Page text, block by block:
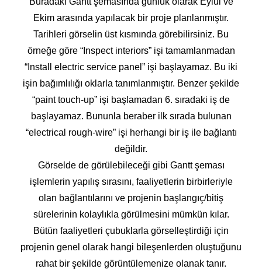
Ekim arasında yapılacak bir proje planlanmıştır.
Tarihleri görselin üst kısmında görebilirsiniz. Bu
örneğe göre “Inspect interiors” işi tamamlanmadan
“Install electric service panel” işi başlayamaz. Bu iki
işin bağımlılığı oklarla tanımlanmıştır. Benzer şekilde
“paint touch-up” işi başlamadan 6. sıradaki iş de
başlayamaz. Bununla beraber ilk sırada bulunan
“electrical rough-wire” işi herhangi bir iş ile bağlantı
değildir.
Görselde de görülebileceği gibi Gantt şeması
işlemlerin yapılış sırasını, faaliyetlerin birbirleriyle
olan bağlantılarını ve projenin başlangıç/bitiş
sürelerinin kolaylıkla görülmesini mümkün kılar.
Bütün faaliyetleri çubuklarla görselleştirdiği için
projenin genel olarak hangi bileşenlerden oluştuğunu
rahat bir şekilde görüntülemenize olanak tanır.